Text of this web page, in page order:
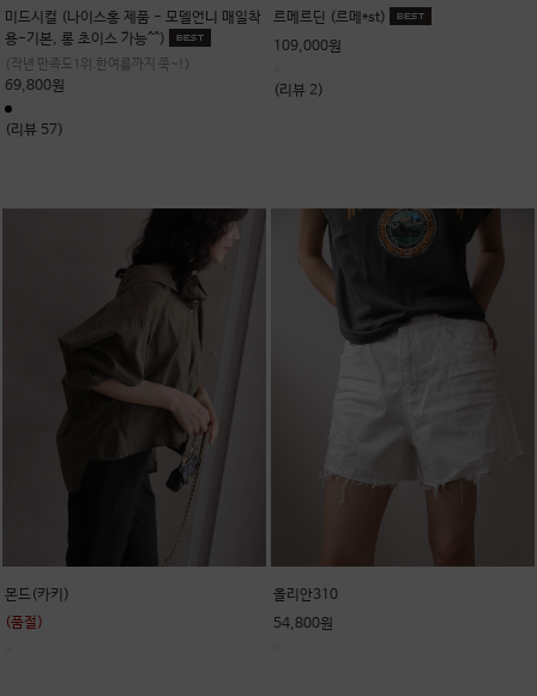
미드시컬 (나이스홍 제품 - 모델언니 매일착
용-기본, 롱 초이스 가능^^)
(작년 만족도1위.한여름까지 쭉~!)
69,800원
(리뷰 57)
르메르딘 (르메*st)
109,000원
(리뷰 2)
몬드(카키)
(품절)
올리안310
54,800원